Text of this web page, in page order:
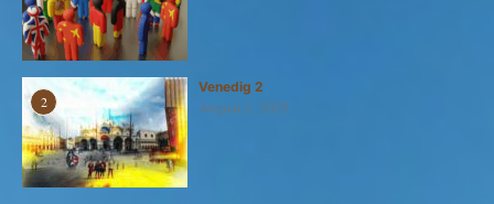
2
Venedig 2
August 1, 2025